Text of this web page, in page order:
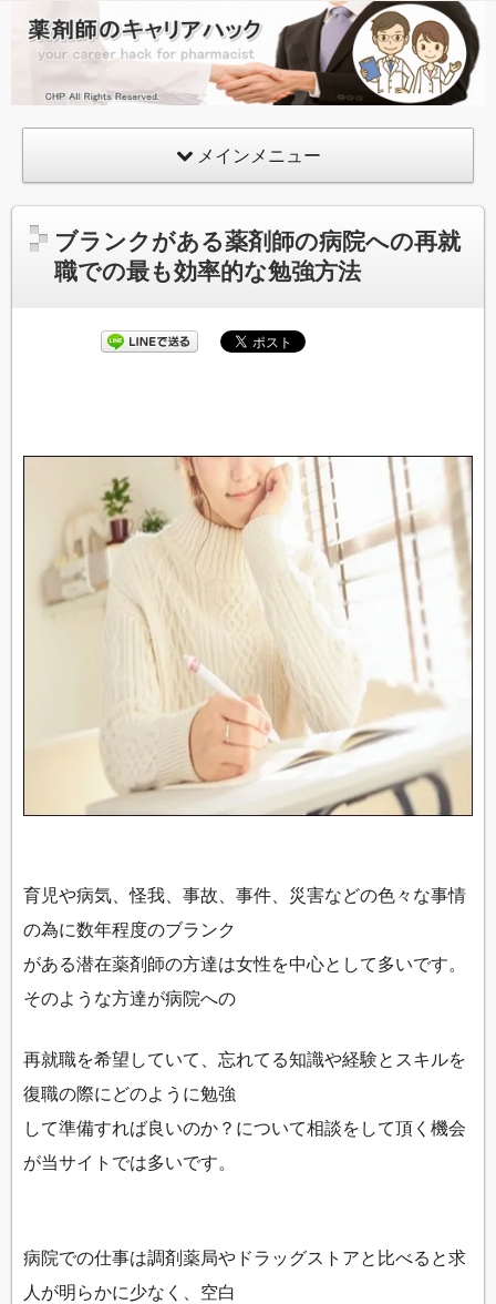
薬
師
の
ャ
リ
ア
メインメニュー
ブランクがある薬剤師の病院への再就
職での最も効率的な勉強方法
育児や病気、怪我、事故、事件、災害などの色々な事情
の為に数年程度のブランク
がある潜在薬剤師の方達は女性を中心として多いです。
そのような方達が病院への
再就職を希望していて、忘れてる知識や経験とスキルを
復職の際にどのように勉強
して準備すれば良いのか？について相談をして頂く機会
が当サイトでは多いです。
病院での仕事は調剤薬局やドラッグストアと比べると求
人が明らかに少なく、空白